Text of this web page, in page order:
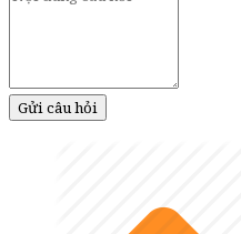
Gửi câu hỏi